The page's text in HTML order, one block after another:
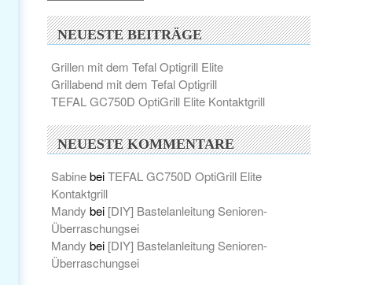
NEUESTE BEITRÄGE
Grillen mit dem Tefal Optigrill Elite
Grillabend mit dem Tefal Optigrill
TEFAL GC750D OptiGrill Elite Kontaktgrill
NEUESTE KOMMENTARE
SabinebeiTEFAL GC750D OptiGrill Elite
Kontaktgrill
Mandy bei [DIY] Bastelanleitung Senioren-
Überraschungsei
Mandy bei [DIY] Bastelanleitung Senioren-
Überraschungsei